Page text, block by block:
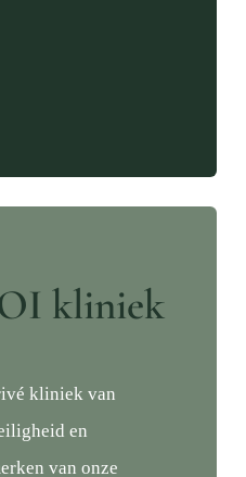
kliniek
kliniek van
en
van onze